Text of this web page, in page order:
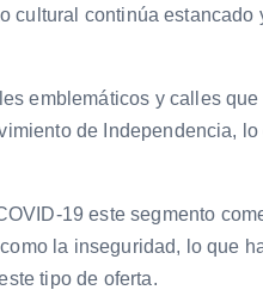
cultural continúa estancado
emblemáticos y calles
de Independencia, lo
19 este segmento
la inseguridad, lo que
tipo de oferta.